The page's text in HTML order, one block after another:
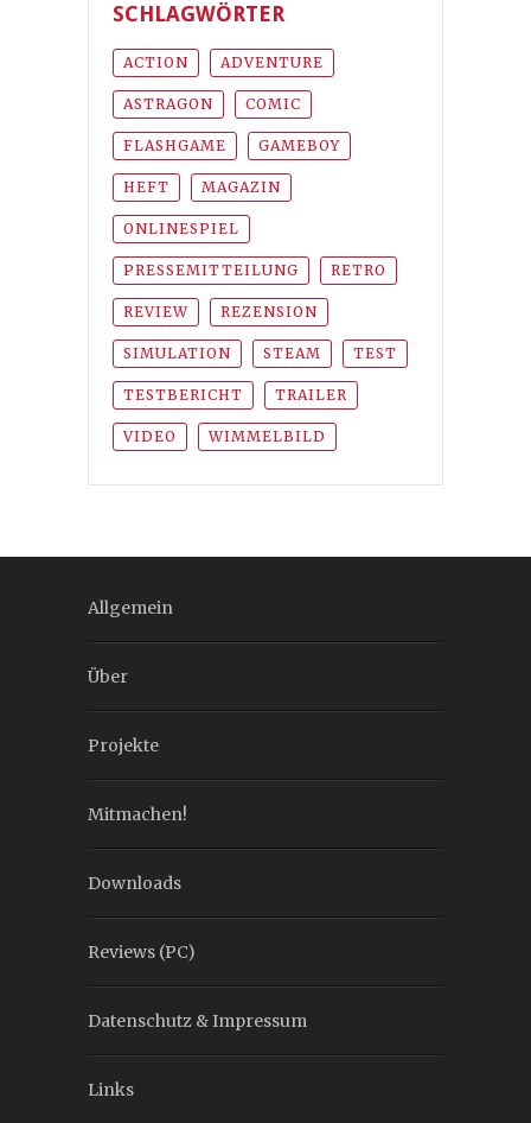
SCHLAGWÖRTER
ACTION ADVENTURE
ASTRAGON COMIC
FLASHGAME GAMEBOY
HEFT MAGAZIN
ONLINESPIEL
PRESSEMITTEILUNG RETRO
REVIEW REZENSION
SIMULATION STEAM TEST
TESTBERICHT TRAILER
VIDEO WIMMELBILD
Allgemein
Über
Projekte
Mitmachen!
Downloads
Reviews (PC)
Datenschutz & Impressum
Links